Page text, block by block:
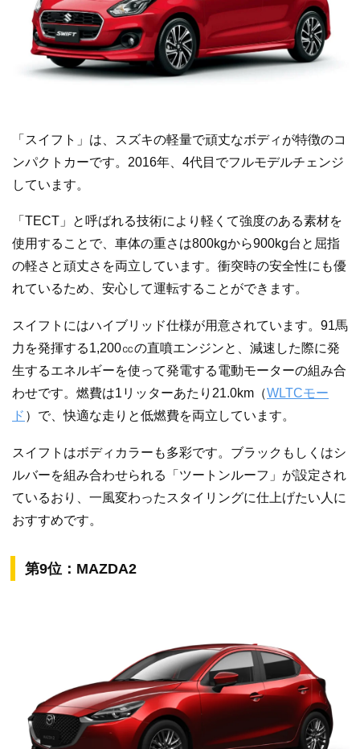
「スイフト」は、スズキの軽量で頑丈なボディが特徴のコ
ンパクトカーです。2016年、4代目でフルモデルチェンジ
しています。
「TECT」と呼ばれる技術により軽くて強度のある素材を
使用することで、車体の重さは800kgから900kg台と屈指
の軽さと頑丈さを両立しています。衝突時の安全性にも優
れているため、安心して運転することができます。
スイフトにはハイブリッド仕様が用意されています。91馬
力を発揮する1,200㏄の直噴エンジンと、減速した際に発
生するエネルギーを使って発電する電動モーターの組み合
わせです。燃費は1リッターあたり21.0km（WLTCモー
ド ）で、快適な走りと低燃費を両立しています。
スイフトはボディカラーも多彩です。ブラックもしくはシ
ルバーを組み合わせられる「ツートンルーフ」が設定され
ているおり、一風変わったスタイリングに仕上げたい人に
おすすめです。
第9位：MAZDA2